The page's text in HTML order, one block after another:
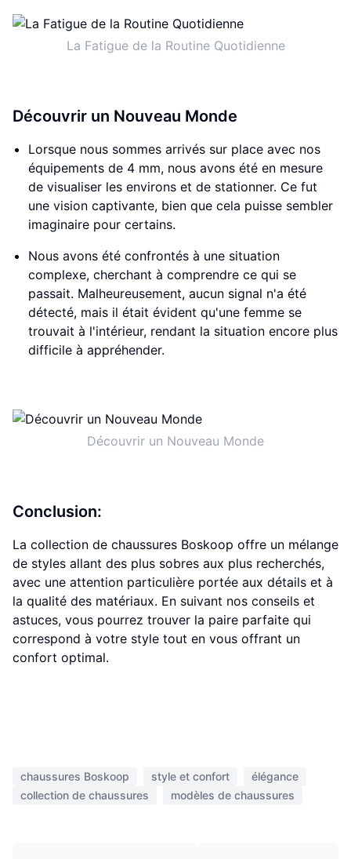
La Fatigue de la Routine Quotidienne
Découvrir un Nouveau Monde
Lorsque nous sommes arrivés sur place avec nos
équipements de 4 mm, nous avons été en mesure
de visualiser les environs et de stationner. Ce fut
une vision captivante, bien que cela puisse sembler
imaginaire pour certains.
Nous avons été confrontés à une situation
complexe, cherchant à comprendre ce qui se
passait. Malheureusement, aucun signal n'a été
détecté, mais il était évident qu'une femme se
trouvait à l'intérieur, rendant la situation encore plus
difficile à appréhender.
Découvrir un Nouveau Monde
Conclusion:
La collection de chaussures Boskoop offre un mélange
de styles allant des plus sobres aux plus recherchés,
avec une attention particulière portée aux détails et à
la qualité des matériaux. En suivant nos conseils et
astuces, vous pourrez trouver la paire parfaite qui
correspond à votre style tout en vous offrant un
confort optimal.
chaussures Boskoop style et confort
élégance
collection de chaussures
modèles de chaussures